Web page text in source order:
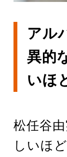
アル
異的
いほ
松任谷
しいほ